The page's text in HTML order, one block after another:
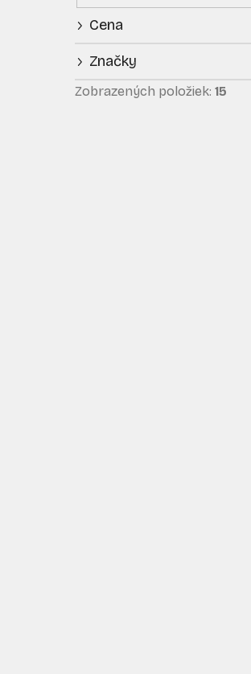
a
Cena
Značky
Zobrazených položiek: 15